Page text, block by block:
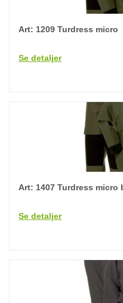
Art: 1209 Turdress micro
Se detaljer
Art: 1407 Turdress micro
Se detaljer